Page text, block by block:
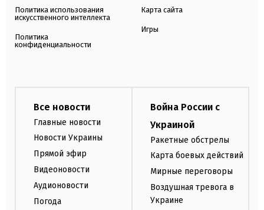
Политика использования
искусственного интеллекта
Политика
конфиденциальности
Карта сайта
Игры
Все новости
Главные новости
Новости Украины
Прямой эфир
Видеоновости
Аудионовости
Погода
Война России с
Украиной
Ракетные обстрелы
Карта боевых действий
Мирные переговоры
Воздушная тревога в
Украине